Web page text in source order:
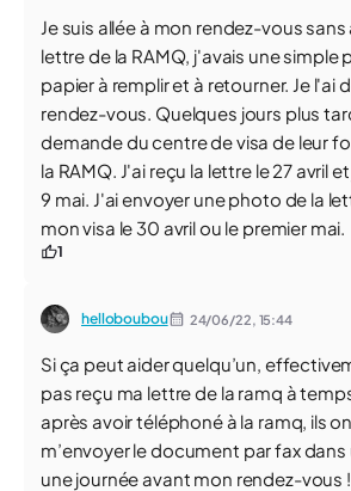
Je suis allée à mon rendez-vous sans
lettre de la RAMQ, j'avais une
papier à remplir et à retourner. Je l'ai
rendez-vous. Quelques jours plus
demande du centre de visa de leur
la RAMQ. J'ai reçu la lettre le 27 avril
9 mai. J'ai envoyer une photo de la
mon visa le 30 avril ou le premier mai.
1
helloboubou 24/06/22, 15:44
Si ça peut aider quelqu’un,
pas reçu ma lettre de la ramq à
après avoir téléphoné à la ramq, ils
m’envoyer le document par fax
une journée avant mon rendez-vous !